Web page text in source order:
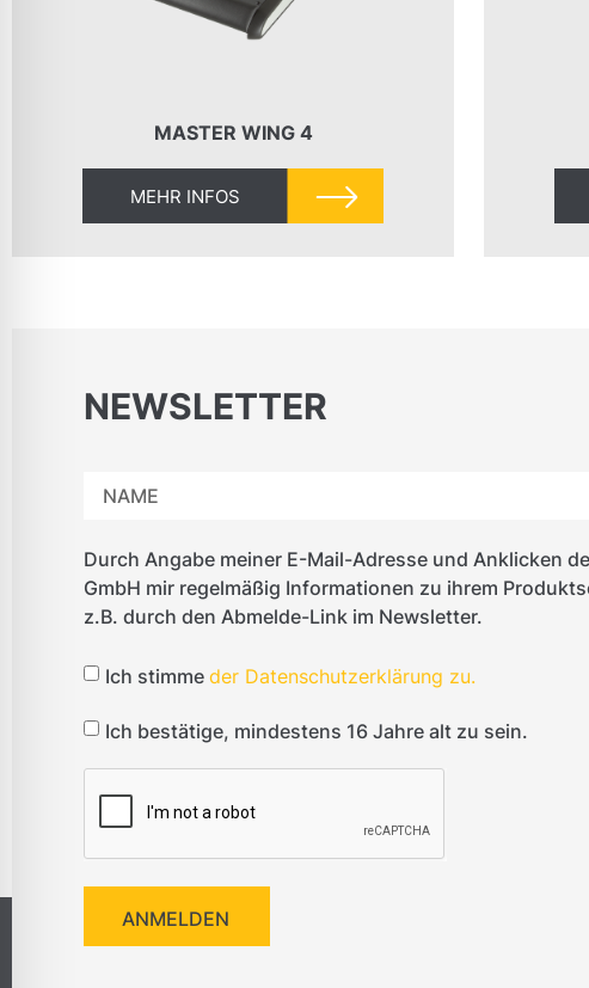
MASTER WING 4
MEHR INFOS
NEWSLETTER
Durch Angabe meiner E-Mail-Adresse und Anklicken
GmbH mir regelmäßig Informationen zu ihrem
z.B. durch den Abmelde-Link im Newsletter.
Ich stimme der Datenschutzerklärung zu.
Ich bestätige, mindestens 16 Jahre alt zu sein.
ANMELDEN